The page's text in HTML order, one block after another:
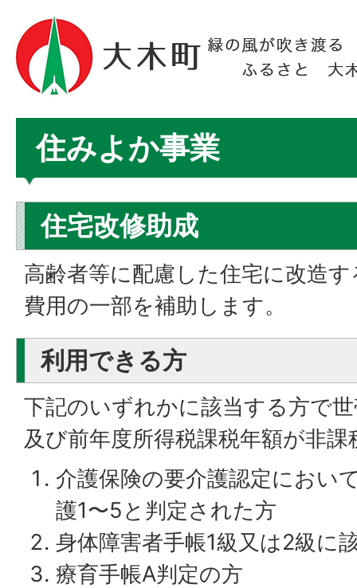
住みよか事業
住宅改修助成
高齢者等に配慮した住宅に改造
費用の一部を補助します。
利用できる方
下記のいずれかに該当する方で
及び前年度所得税課税年額が非
介護保険の要介護認定におい
護1〜5と判定された方
身体障害者手帳1級又は2級に
療育手帳A判定の方